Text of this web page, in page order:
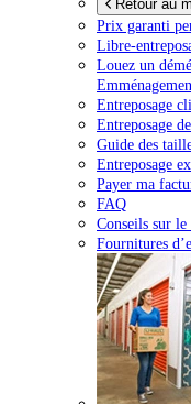
Retour au
Prix garanti
Libre-
Louez un
Entreposage
Entreposage
Guide des
Entreposage
Payer ma
FAQ
Conseils sur
Fournitures